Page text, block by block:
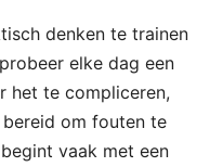
denken te trainen
elke dag een
het te compliceren,
om fouten te
vaak met een